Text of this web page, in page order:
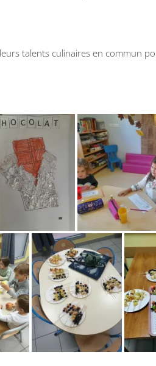
talents culinaires en commun